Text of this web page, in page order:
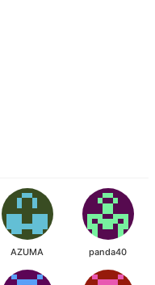
AZUMA panda40